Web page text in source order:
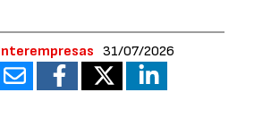
31/07/2026